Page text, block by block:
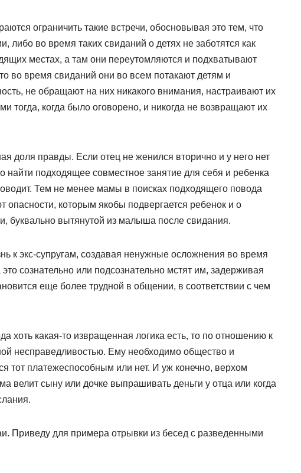
ограничить такие встречи, обосновывая это тем, что
либо во время таких свиданий о детях не заботятся как
местах, а там они переутомляются и подхватывают
во время свиданий они во всем потакают детям и
не обращают на них никакого внимания, настраивают их
тогда, когда было оговорено, и никогда не возвращают их
доля правды. Если отец не женился вторично и у него нет
найти подходящее совместное занятие для себя и ребенка
Тем не менее мамы в поисках подходящего повода
опасности, которым якобы подвергается ребенок и о
буквально вытянутой из малыша после свидания.
к экс-супругам, создавая ненужные осложнения во время
сознательно или подсознательно мстят им, задерживая
еще более трудной в общении, в соответствии с чем
хоть какая-то извращенная логика есть, то по отношению к
несправедливостью. Ему необходимо общество и
тот платежеспособным или нет. И уж конечно, верхом
велит сыну или дочке выпрашивать деньги у отца или когда
Приведу для примера отрывки из бесед с разведенными